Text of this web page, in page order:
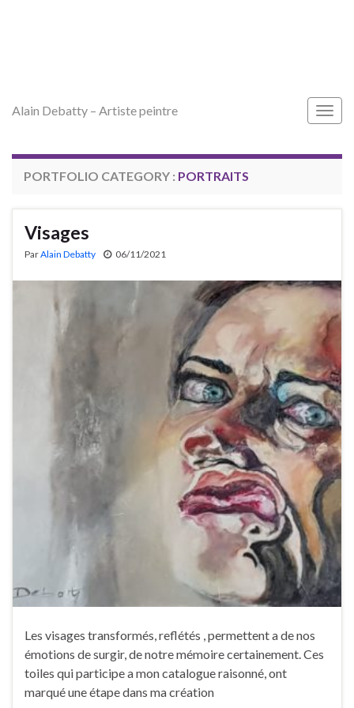
Alain Debatty – Artiste peintre
PORTFOLIO CATEGORY : PORTRAITS
Visages
ParAlain Debatty 06/11/2021
Les visages transformés, reflétés , permettent a de nos
émotions de surgir, de notre mémoire certainement. Ces
toiles qui participe a mon catalogue raisonné, ont
marqué une étape dans ma création